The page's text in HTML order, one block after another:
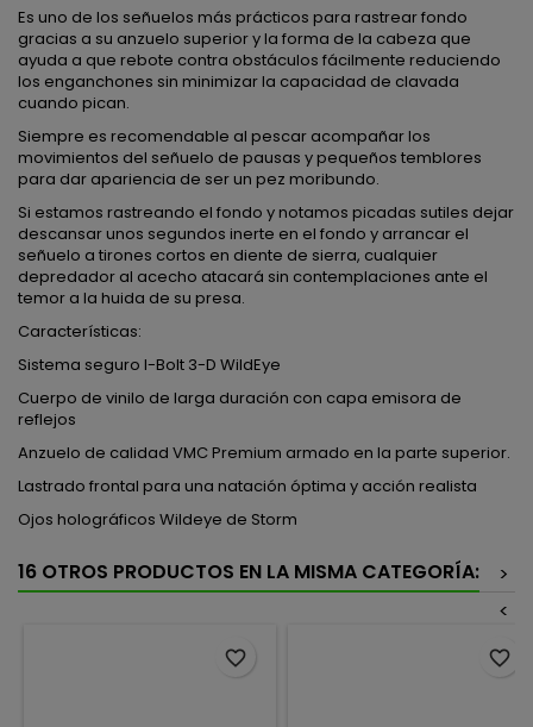
Es uno de los señuelos más prácticos para rastrear fondo
gracias a su anzuelo superior y la forma de la cabeza que
ayuda a que rebote contra obstáculos fácilmente reduciendo
los enganchones sin minimizar la capacidad de clavada
cuando pican.
Siempre es recomendable al pescar acompañar los
movimientos del señuelo de pausas y pequeños temblores
para dar apariencia de ser un pez moribundo.
Si estamos rastreando el fondo y notamos picadas sutiles dejar
descansar unos segundos inerte en el fondo y arrancar el
señuelo a tirones cortos en diente de sierra, cualquier
depredador al acecho atacará sin contemplaciones ante el
temor a la huida de su presa.
Características:
Sistema seguro I-Bolt 3-D WildEye
Cuerpo de vinilo de larga duración con capa emisora de
reflejos
Anzuelo de calidad VMC Premium armado en la parte superior.
Lastrado frontal para una natación óptima y acción realista
Ojos holográficos Wildeye de Storm
16 OTROS PRODUCTOS EN LA MISMA CATEGORÍA:
>
<
favorite_border favorite_border